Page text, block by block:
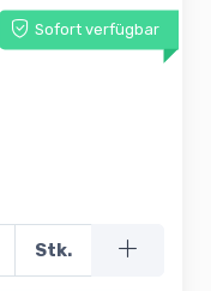
Sofort verfügbar
Stk.